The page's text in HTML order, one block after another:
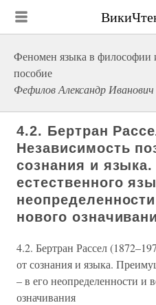
Феномен языка в философии
пособие
Фефилов Александр Иванович
4.2. Бертран
Независимость
сознания и
естественного
нового
4.2. Бертран Рассел
от сознания и языка.
– в его неопределенности и
означивания